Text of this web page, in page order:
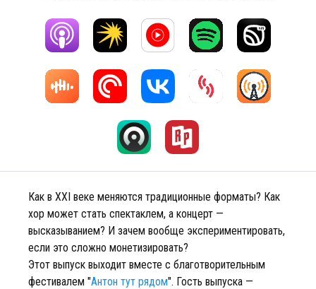
Как в XXI веке меняются традиционные форматы? Как
хор может стать спектаклем, а концерт —
высказыванием? И зачем вообще экспериментировать,
если это сложно монетизировать?
Этот выпуск выходит вместе с благотворительным
фестивалем "Антон тут рядом". Гость выпуска —